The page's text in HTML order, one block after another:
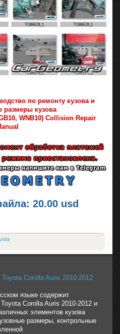
по ремонту кузова и
размеры кузова
WNB10) Collision Repair
20.00 usd
Corolla Auris 2010-2012
языке содержит
Corolla Auris 2010-2012 и
элементов кузова
размеры, контрольные